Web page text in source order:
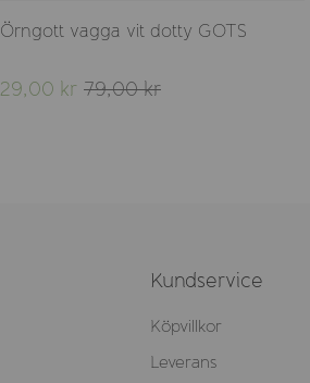
Örngott vagga vit dotty GOTS
29,00 kr 79,00 kr
Kundservice
Köpvillkor
Leverans